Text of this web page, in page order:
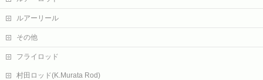
ルアーリール
その他
フライロッド
村田ロッド(K.Murata Rod)